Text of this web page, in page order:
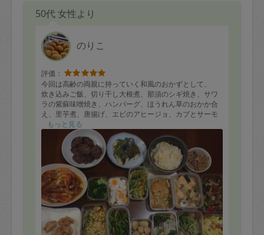
50代 女性より
のりこ
評価：
今回は高齢の両親に持っていく和風のおかずとして、
炊き込みご飯、切り干し大根煮、那須のシギ焼き、サワ
ラの紫蘇味噌焼き、ハンバーグ、ほうれん草のおかか合
え、里芋煮、唐揚げ、エビのアヒージョ、カブとサーモ
ンの煮物などを作っていただきました。
どれも体に良い優しいお味で、両親も喜んでくれそうで
す。また、宜しくお願い致します。
もっと見る